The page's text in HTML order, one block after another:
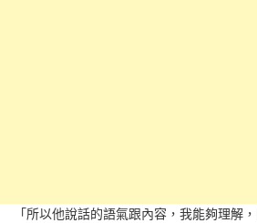
「所以他說話的語氣跟內容，我能夠理解